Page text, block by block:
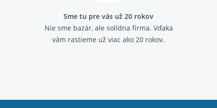
Sme tu pre vás už 20 rokov
Nie sme bazár, ale solídna firma. Vďaka
vám rastieme už viac ako 20 rokov.